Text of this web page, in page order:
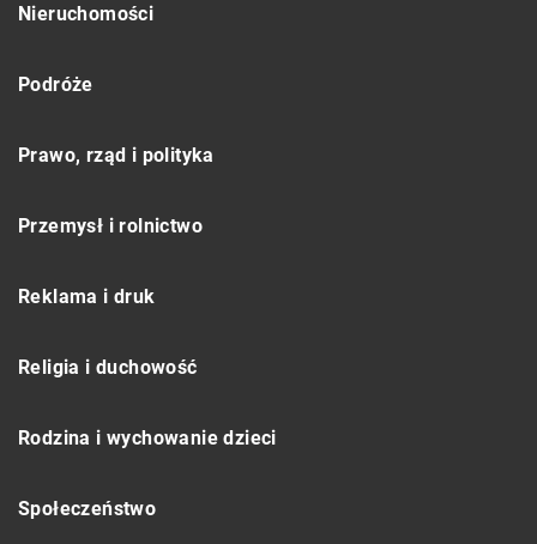
Nieruchomości
Podróże
Prawo, rząd i polityka
Przemysł i rolnictwo
Reklama i druk
Religia i duchowość
Rodzina i wychowanie dzieci
Społeczeństwo